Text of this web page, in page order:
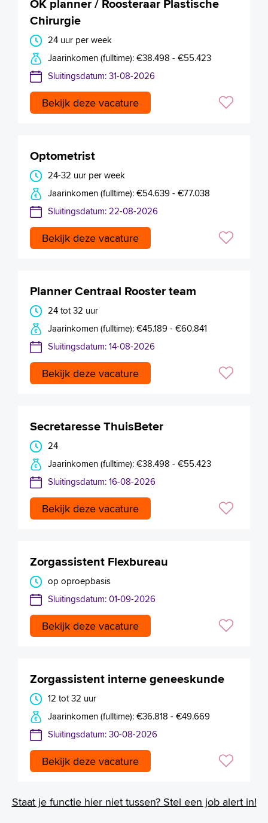
OK planner / Roosteraar Plastische
Chirurgie
24 uur per week
Jaarinkomen (fulltime): €38.498 - €55.423
Sluitingsdatum: 31-08-2026
Bekijk deze vacature
Optometrist
24-32 uur per week
Jaarinkomen (fulltime): €54.639 - €77.038
Sluitingsdatum: 22-08-2026
Bekijk deze vacature
Planner Centraal Rooster team
24 tot 32 uur
Jaarinkomen (fulltime): €45.189 - €60.841
Sluitingsdatum: 14-08-2026
Bekijk deze vacature
Secretaresse ThuisBeter
24
Jaarinkomen (fulltime): €38.498 - €55.423
Sluitingsdatum: 16-08-2026
Bekijk deze vacature
Zorgassistent Flexbureau
op oproepbasis
Sluitingsdatum: 01-09-2026
Bekijk deze vacature
Zorgassistent interne geneeskunde
12 tot 32 uur
Jaarinkomen (fulltime): €36.818 - €49.669
Sluitingsdatum: 30-08-2026
Bekijk deze vacature
Staat je functie hier niet tussen? Stel een job alert in!